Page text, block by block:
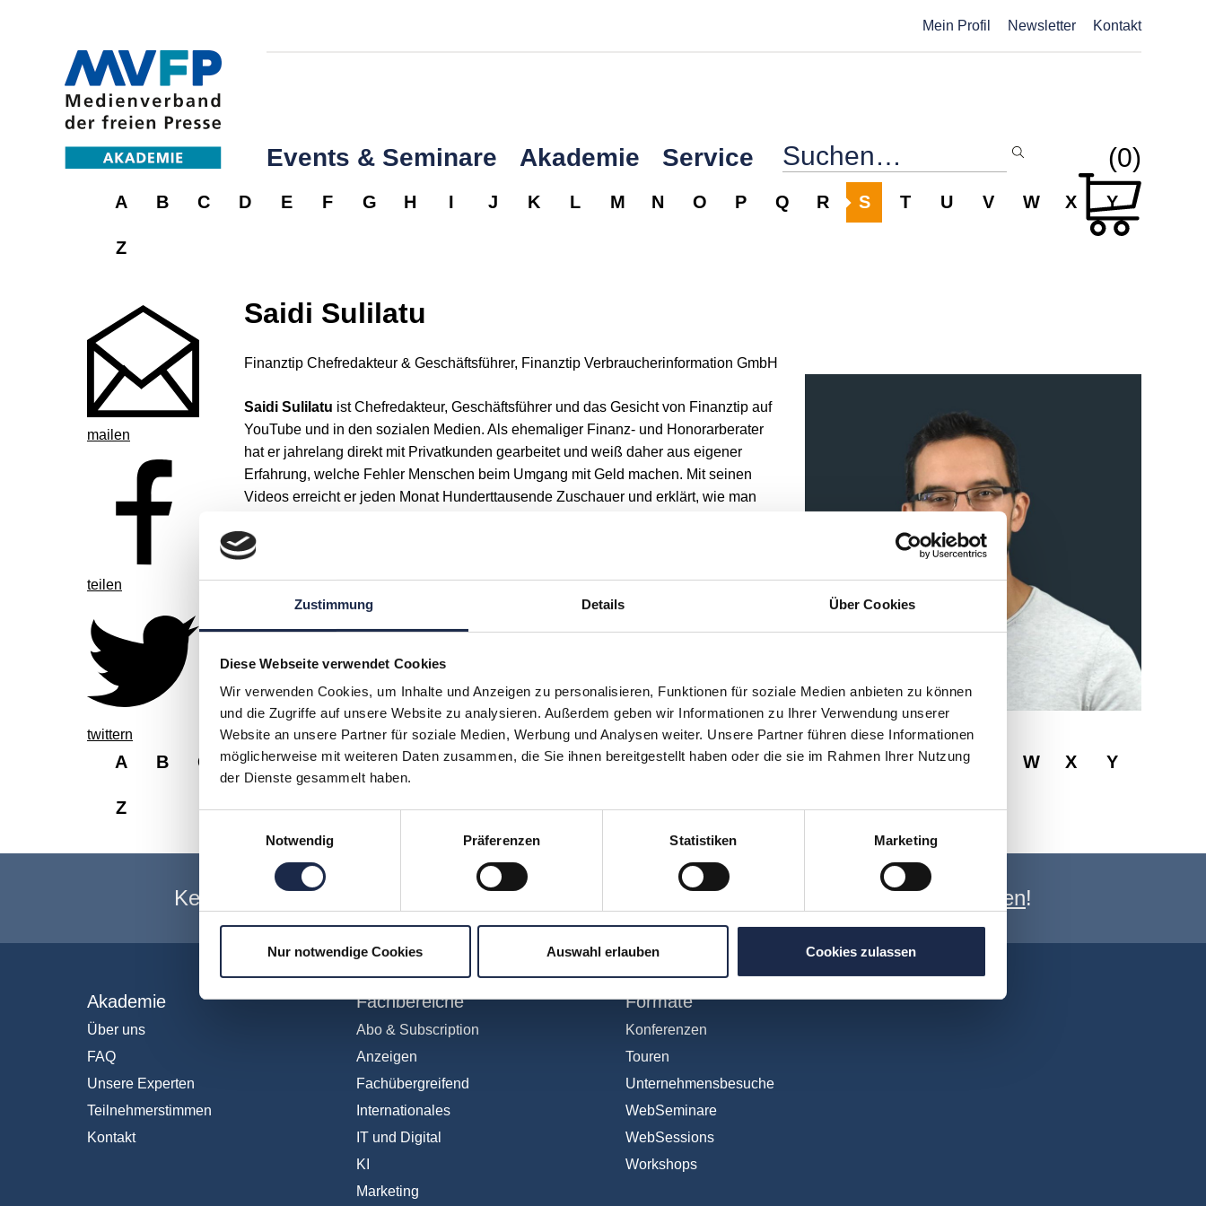
Zustimmung Details Über Cookies
Diese Webseite verwendet Cookies
Wir verwenden Cookies, um Inhalte und Anzeigen zu personalisieren, Funktionen für soziale Medien anbieten zu können
und die Zugriffe auf unsere Website zu analysieren. Außerdem geben wir Informationen zu Ihrer Verwendung unserer
Website an unsere Partner für soziale Medien, Werbung und Analysen weiter. Unsere Partner führen diese Informationen
möglicherweise mit weiteren Daten zusammen, die Sie ihnen bereitgestellt haben oder die sie im Rahmen Ihrer Nutzung
der Dienste gesammelt haben.
Notwendig
Präferenzen Statistiken Marketing
Nur notwendige Cookies Auswahl erlauben Cookies zulassen
Mein Profil Newsletter Kontakt
Events & Seminare Akademie Service (0)
A B C D E F G H I J K L M N O P Q R S T U V W X Y
Z
mailen
teilen
twittern
Saidi Sulilatu
Finanztip Chefredakteur & Geschäftsführer, Finanztip Verbraucherinformation GmbH
Saidi Sulilatu ist Chefredakteur, Geschäftsführer und das Gesicht von Finanztip auf
YouTube und in den sozialen Medien. Als ehemaliger Finanz- und Honorarberater
hat er jahrelang direkt mit Privatkunden gearbeitet und weiß daher aus eigener
Erfahrung, welche Fehler Menschen beim Umgang mit Geld machen. Mit seinen
Videos erreicht er jeden Monat Hunderttausende Zuschauer und erklärt, wie man
A B C D E F G H I J K L M N O P Q R S T U W X Y
Z
Keine Veranstaltung mehr verpassen: Jetzt für den MVFP Akademie Newsletter anmelden!
Akademie
Über uns
FAQ
Unsere Experten
Teilnehmerstimmen
Kontakt
Fachbereiche
Abo & Subscription
Anzeigen
Fachübergreifend
Internationales
IT und Digital
KI
Marketing
Formate
Konferenzen
Touren
Unternehmensbesuche
WebSeminare
WebSessions
Workshops